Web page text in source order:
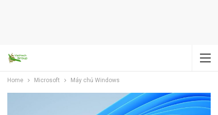
Home Microsoft Máy chủ Windows